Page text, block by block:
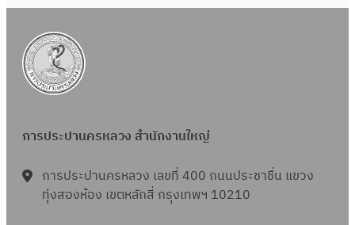
การประปานครหลวง สำนักงานใหญ่
การประปานครหลวง เลขที่ 400 ถนนประชาชื่น แขวง
ทุ่งสองห้อง เขตหลักสี่ กรุงเทพฯ 10210